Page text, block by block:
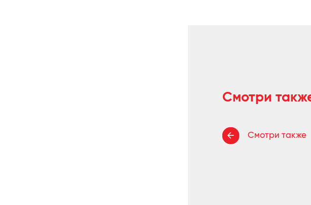
Смотри
Смотри также